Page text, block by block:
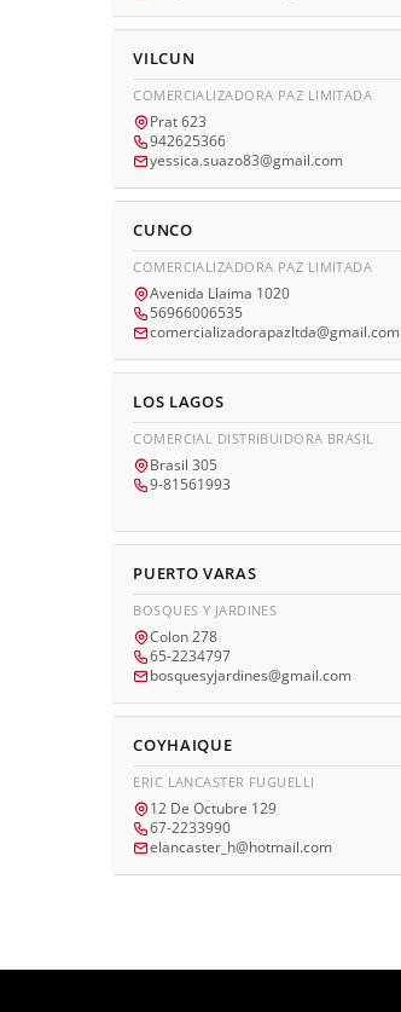
VILCUN
COMERCIALIZADORA PAZ LIMITADA
Prat 623
942625366
yessica.suazo83@gmail.com
CUNCO
COMERCIALIZADORA PAZ LIMITADA
Avenida Llaima 1020
56966006535
comercializadorapazltda@gmail.com
LOS LAGOS
COMERCIAL DISTRIBUIDORA BRASIL
Brasil 305
9-81561993
PUERTO VARAS
BOSQUES Y JARDINES
Colon 278
65-2234797
bosquesyjardines@gmail.com
COYHAIQUE
ERIC LANCASTER FUGUELLI
12 De Octubre 129
67-2233990
elancaster_h@hotmail.com